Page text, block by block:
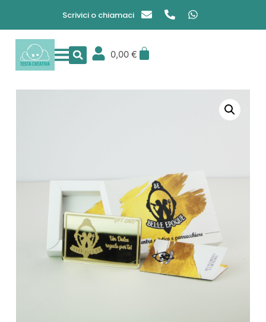
Scrivici o chiamaci
0,00€